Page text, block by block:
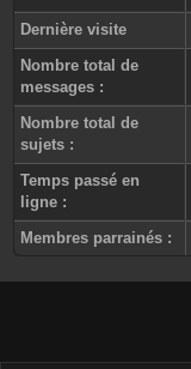
Dernière visite
Nombre total de
messages :
Nombre total de
sujets :
Temps passé en
ligne :
Membres parrainés :